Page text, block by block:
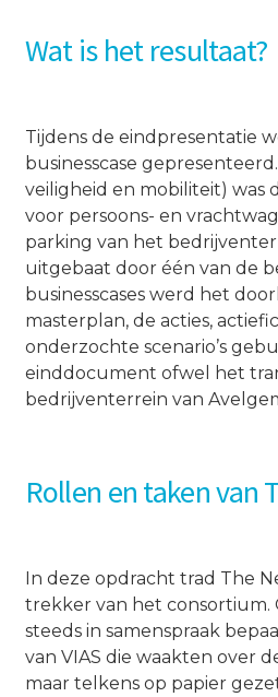
Wat is het resultaat?
Tijdens de eindpresentatie
businesscase
veiligheid en mobiliteit) was
voor persoons- en
parking van het
uitgebaat door één van de
businesscases werd het
masterplan, de acties,
onderzochte scenario’s
einddocument ofwel het
bedrijventerrein van
Rollen en taken van
In deze opdracht trad The
trekker van het
steeds in samenspraak
van VIAS die waakten over
maar telkens op papier